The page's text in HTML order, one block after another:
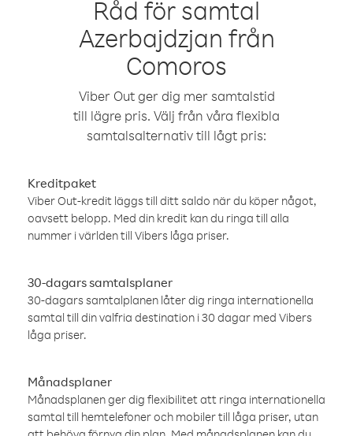
Råd för samtal
Azerbajdzjan från
Comoros
Viber Out ger dig mer samtalstid
till lägre pris. Välj från våra flexibla
samtalsalternativ till lågt pris:
Kreditpaket
Viber Out-kredit läggs till ditt saldo när du köper något,
oavsett belopp. Med din kredit kan du ringa till alla
nummer i världen till Vibers låga priser.
30-dagars samtalsplaner
30-dagars samtalplanen låter dig ringa internationella
samtal till din valfria destination i 30 dagar med Vibers
låga priser.
Månadsplaner
Månadsplanen ger dig flexibilitet att ringa internationella
samtal till hemtelefoner och mobiler till låga priser, utan